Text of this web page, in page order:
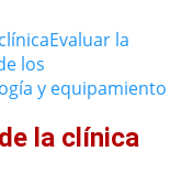
Evaluar la
los
y equipamiento
la clínica